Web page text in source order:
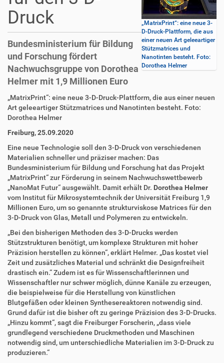
„MatrixPrint“: eine neue 3-
D-Druck-Plattform, die aus
einer neuen Art geleeartiger
Stützmatrices und
Nanotinten besteht. Foto:
Dorothea Helmer
Druck
Bundesministerium für Bildung
und Forschung fördert
Nachwuchsgruppe von Dorothea
Helmer mit 1,9 Millionen Euro
D
i
r
k
t
z
u
g
i
f
f
A
r
t
k
e
l
a
i
o
n
n
„MatrixPrint“: eine neue 3-D-Druck-Plattform, die aus einer neuen
Art geleeartiger Stützmatrices und Nanotinten besteht. Foto:
Dorothea Helmer
Freiburg, 25.09.2020
Eine neue Technologie soll den 3-D-Druck von verschiedenen
Materialien schneller und präziser machen: Das
Bundesministerium für Bildung und Forschung hat das Projekt
„MatrixPrint“ zur Förderung in seinem Nachwuchswettbewerb
„NanoMat Futur“ ausgewählt. Damit erhält Dr. Dorothea Helmer
vom Institut für Mikrosystemtechnik der Universität Freiburg 1,9
Millionen Euro, um so genannte strukturviskose Matrices für den
3-D-Druck von Glas, Metall und Polymeren zu entwickeln.
„Bei den bisherigen Methoden des 3-D-Drucks werden
Stützstrukturen benötigt, um komplexe Strukturen mit hoher
Präzision herstellen zu können“, erklärt Helmer. „Das kostet viel
Zeit und zusätzliches Material und schränkt die Designfreiheit
drastisch ein.“ Zudem ist es für Wissenschaftlerinnen und
Wissenschaftler nur schwer möglich, dünne Kanäle zu erzeugen,
die beispielweise für die Herstellung von künstlichen
Blutgefäßen oder kleinen Synthesereaktoren notwendig sind.
Grund dafür ist die bisher oft zu geringe Präzision des 3-D-Drucks.
„Hinzu kommt“, sagt die Freiburger Forscherin, „dass viele
grundlegend verschiedene Druckmethoden und Maschinen
notwendig sind, um unterschiedliche Materialien im 3-D-Druck zu
produzieren.“